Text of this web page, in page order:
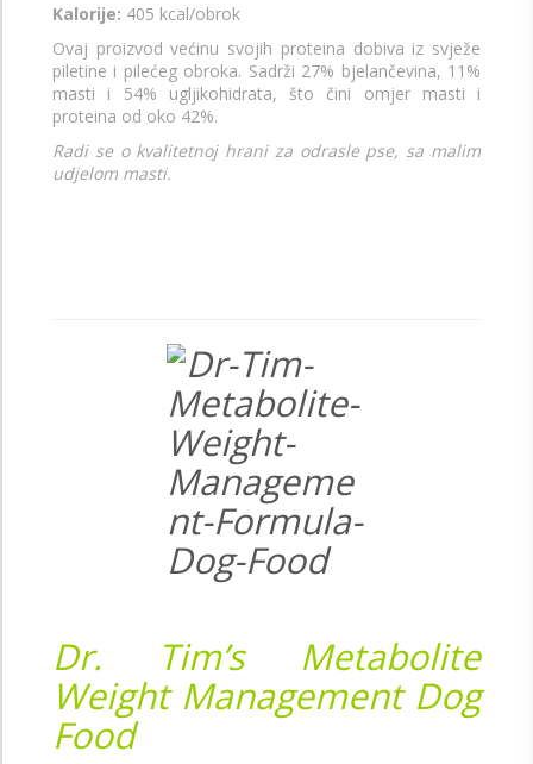
Kalorije: 405 kcal/obrok
Ovaj proizvod većinu svojih proteina dobiva iz svježe
piletine i pilećeg obroka. Sadrži 27% bjelančevina, 11%
masti i 54% ugljikohidrata, što čini omjer masti i
proteina od oko 42%.
Radi se o kvalitetnoj hrani za odrasle pse, sa malim
udjelom masti.
Dr. Tim’s Metabolite
Weight Management Dog
Food